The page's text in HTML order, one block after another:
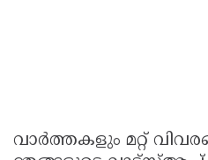
വാർത്തകളും മറ്റ്